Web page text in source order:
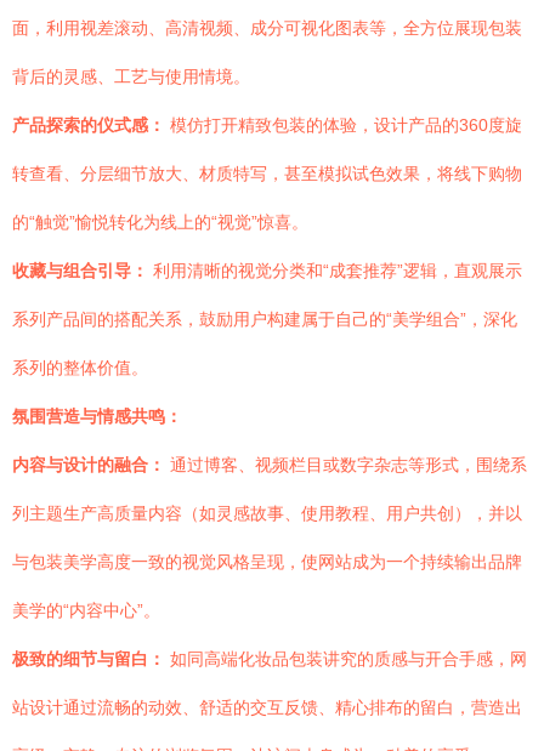
面，利用视差滚动、高清视频、成分可视化图表等，全方位展现包装
背后的灵感、工艺与使用情境。
产品探索的仪式感： 模仿打开精致包装的体验，设计产品的360度旋
转查看、分层细节放大、材质特写，甚至模拟试色效果，将线下购物
的“触觉”愉悦转化为线上的“视觉”惊喜。
收藏与组合引导： 利用清晰的视觉分类和“成套推荐”逻辑，直观展示
系列产品间的搭配关系，鼓励用户构建属于自己的“美学组合”，深化
系列的整体价值。
氛围营造与情感共鸣：
内容与设计的融合： 通过博客、视频栏目或数字杂志等形式，围绕系
列主题生产高质量内容（如灵感故事、使用教程、用户共创），并以
与包装美学高度一致的视觉风格呈现，使网站成为一个持续输出品牌
美学的“内容中心”。
极致的细节与留白： 如同高端化妆品包装讲究的质感与开合手感，网
站设计通过流畅的动效、舒适的交互反馈、精心排布的留白，营造出